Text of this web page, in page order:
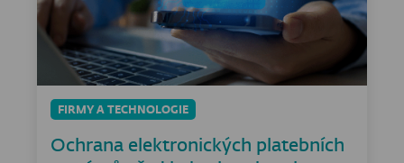
FIRMY A TECHNOLOGIE
Ochrana elektronických platebních